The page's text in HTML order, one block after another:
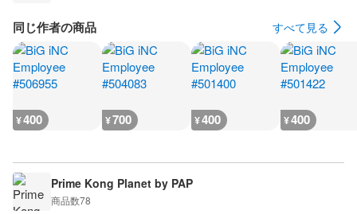
同じ作者の商品 すべて見る
¥400 ¥700 ¥400 ¥400
Prime Kong Planet by PAP
商品数78